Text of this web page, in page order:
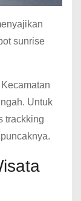
sunrise
Untuk
trackking